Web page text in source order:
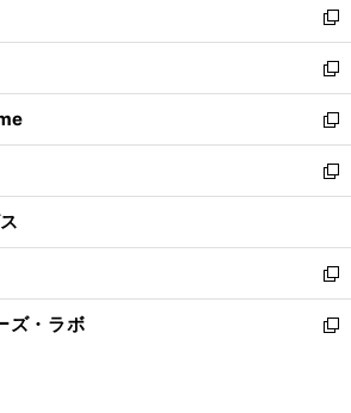
く
で
開
く
ド
ウ
で
開
く
ィ
ン
ド
ウ
で
開
く
い
ウ
ィ
ン
ド
ウ
で
開
新
し
い
ウ
ィ
ン
ド
ウ
開
く
新
し
い
ウ
ィ
ン
ウ
で
開
く
新
し
い
ウ
ン
ド
ウ
で
新
し
ウ
ィ
ン
ド
新
し
い
ズ・ラボ
新